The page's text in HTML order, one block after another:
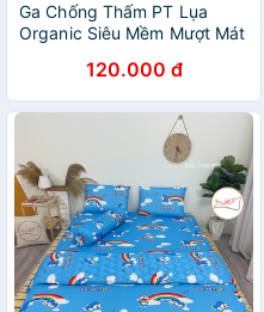
Ga Chống Thấm PT Lụa
Organic Siêu Mềm Mượt Mát
120.000 đ